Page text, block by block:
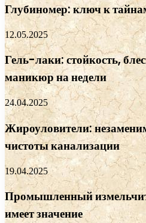
Глубиномер: ключ к
12.05.2025
Гель-лаки: стойкость,
маникюр на недели
24.04.2025
Жироуловители:
чистоты канализации
19.04.2025
Промышленный
имеет значение